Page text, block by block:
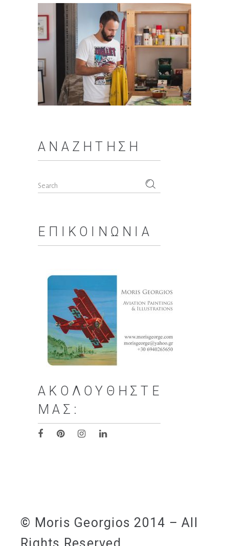
ΑΝΑΖΉΤΗΣΗ
Search
ΕΠΙΚΟΙΝΩΝΊΑ
ΑΚΟΛΟΥΘΉΣΤΕ
ΜΑΣ:
© Moris Georgios 2014 – All